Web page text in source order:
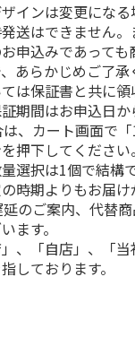
インは変更になる
送はできません。
申込みであっても
あらかじめご了承
は保証書と共に
期間はお申込日か
、カート画面で
押下してくださ
選択は1個で結構で
時期よりもお届
のご案内、代替
ます。
、「自店」、「
しております。